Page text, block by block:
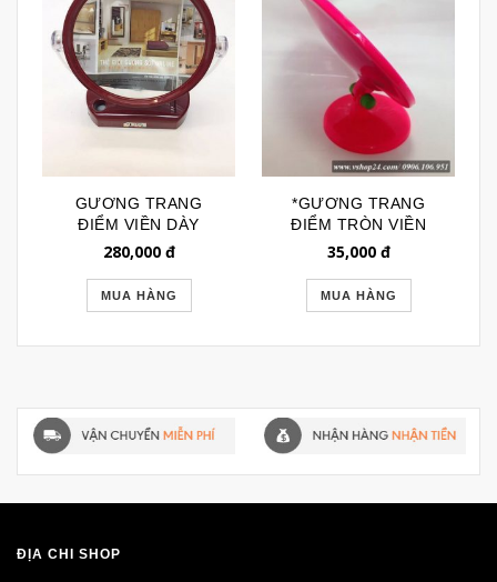
GƯƠNG TRANG
ĐIỂM VIỀN DÀY
CHÂN ĐẾ MÀU ĐỎ
280,000đ
MUA HÀNG
*GƯƠNG TRANG
ĐIỂM TRÒN VIỀN
NHỰA GTD153
35,000đ
MUA HÀNG
ĐỊA CHỈ SHOP